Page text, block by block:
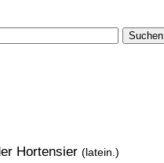
Suchen
Hortensier (latein.)